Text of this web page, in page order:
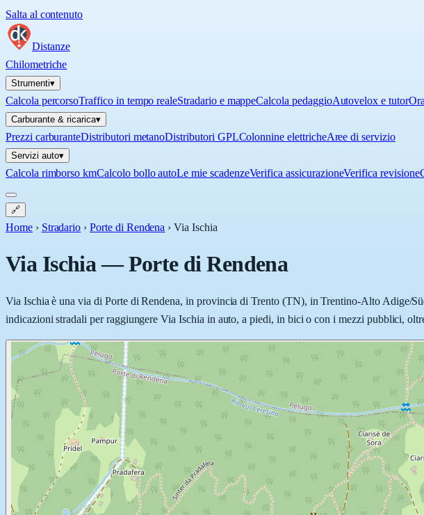
Salta al contenuto
Distanze
Chilometriche
Strumenti▾
Calcola percorsoTraffico in tempo realeStradario e mappeCalcola pedaggioAutovelox e tutor
Carburante & ricarica▾
Prezzi carburanteDistributori metanoDistributori GPLColonnine elettricheAree di servizio
Servizi auto▾
Calcola rimborso kmCalcolo bollo autoLe mie scadenzeVerifica assicurazioneVerifica revisione
🔗
Home › Stradario › Porte di Rendena ›Via Ischia
Via Ischia—Porte di Rendena
Via Ischia è una via di Porte di Rendena, in provincia di Trento (TN), in Trentino-Alto Adige/
indicazioni stradali per raggiungere Via Ischia in auto, a piedi, in bici o con i mezzi pubblici,